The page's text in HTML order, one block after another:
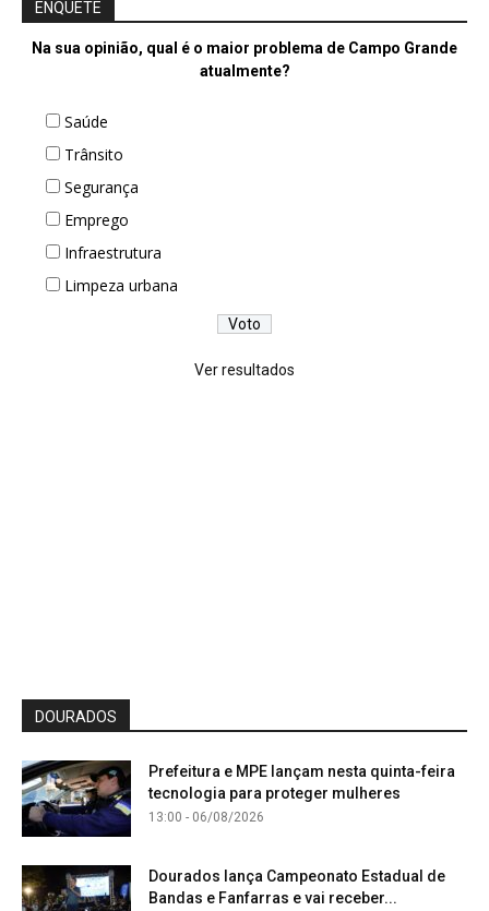
ENQUETE
Na sua opinião, qual é o maior problema de Campo Grande
atualmente?
Saúde
Trânsito
Segurança
Emprego
Infraestrutura
Limpeza urbana
Ver resultados
DOURADOS
Prefeitura e MPE lançam nesta quinta-feira
tecnologia para proteger mulheres
13:00 - 06/08/2026
Dourados lança Campeonato Estadual de
Bandas e Fanfarras e vai receber...